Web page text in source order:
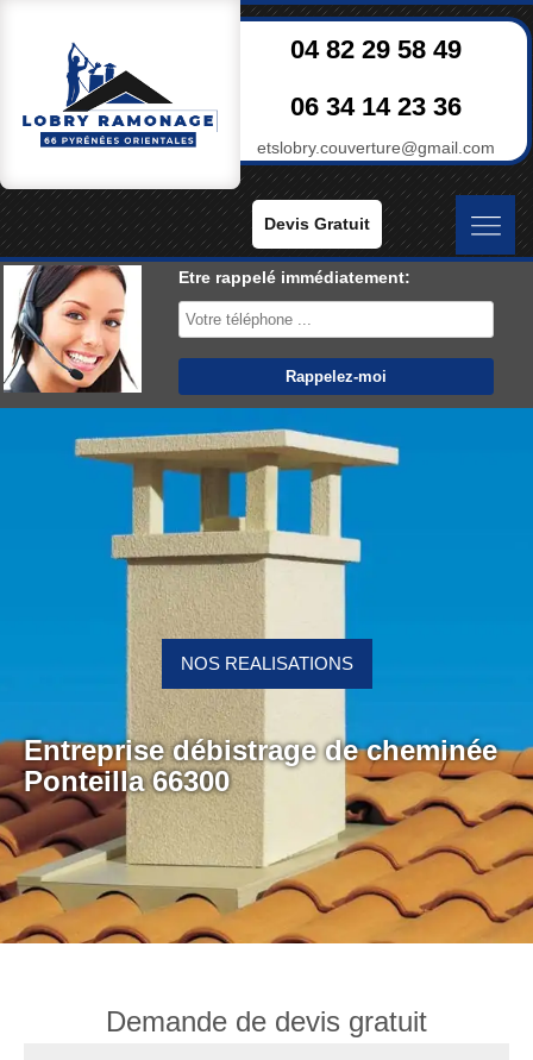
04 82 29 58 49
06 34 14 23 36
etslobry.couverture@gmail.com
Devis Gratuit
Etre rappelé immédiatement:
Entreprise débistrage de cheminée
Ponteilla 66300
NOS REALISATIONS
Demande de devis gratuit